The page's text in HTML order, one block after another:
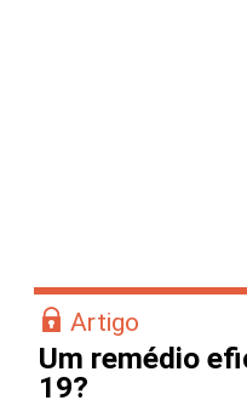
Artigo
Um remédio
19?